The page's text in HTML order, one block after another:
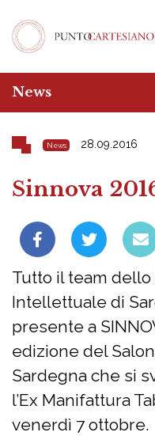
News
News 28.09.2016
Sinnova
Tutto il team
Intellettuale di
presente a
edizione del
Sardegna che si
l’Ex Manifattura
venerdì 7 ottobre.